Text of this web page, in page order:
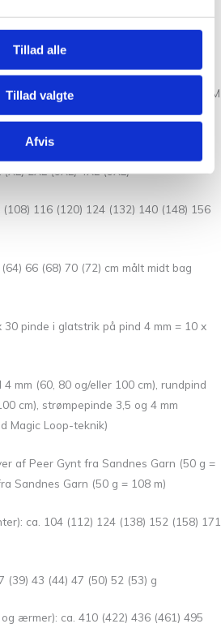
Tillad alle
Tillad valgte
Afvis
forsiden af opskriften. Bemærk: Disse
overholdes. Mål dig selv, inden
for at vurdere hvilken størrelse, der vil
95 cm rundt om brystet (eller det
du strikke en str. M. En sweater i str. M
i nævnte eksempel give et
) på 25 cm.
2XL (3XL) 4XL (5XL)
(108) 116 (120) 124 (132) 140 (148) 156
66 (68) 70 (72) cm målt midt bag
30 pinde i glatstrik på pind 4 mm = 10 x
4 mm (60, 80 og/eller 100 cm), rundpind
cm), strømpepinde 3,5 og 4 mm
Magic Loop-teknik)
af Peer Gynt fra Sandnes Garn (50 g =
Sandnes Garn (50 g = 108 m)
ca. 104 (112) 124 (138) 152 (158) 171
(39) 43 (44) 47 (50) 52 (53) g
ærmer): ca. 410 (422) 436 (461) 495